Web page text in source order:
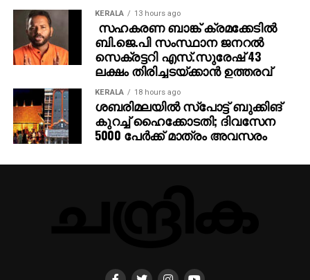
KERALA 13 hours ago
സഹകരണ ബാങ്ക് ക്രമക്കേടില്‍
ബി.ജെ.പി സംസ്ഥാന ജനറല്‍
സെക്രട്ടറി എസ്.സുരേഷ് 43
ലക്ഷം തിരിച്ചടയ്ക്കാന്‍ ഉത്തരവ്
KERALA 18 hours ago
ശബരിമലയില്‍ സ്‌പോട്ട് ബുക്കിങ്
കുറച്ച് ഹൈക്കോടതി; ദിവസേന
5000 പേര്‍ക്ക് മാത്രം അവസരം